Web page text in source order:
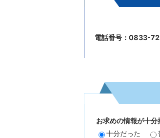
電話番号：0833-
お求めの情報が十分
十分だった